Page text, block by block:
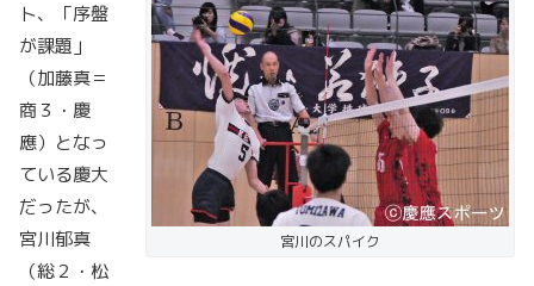
宮川のスパイク
ト、「序盤
が課題」
（加藤真＝
商３・慶
應）となっ
ている慶大
だったが、
宮川郁真
（総２・松